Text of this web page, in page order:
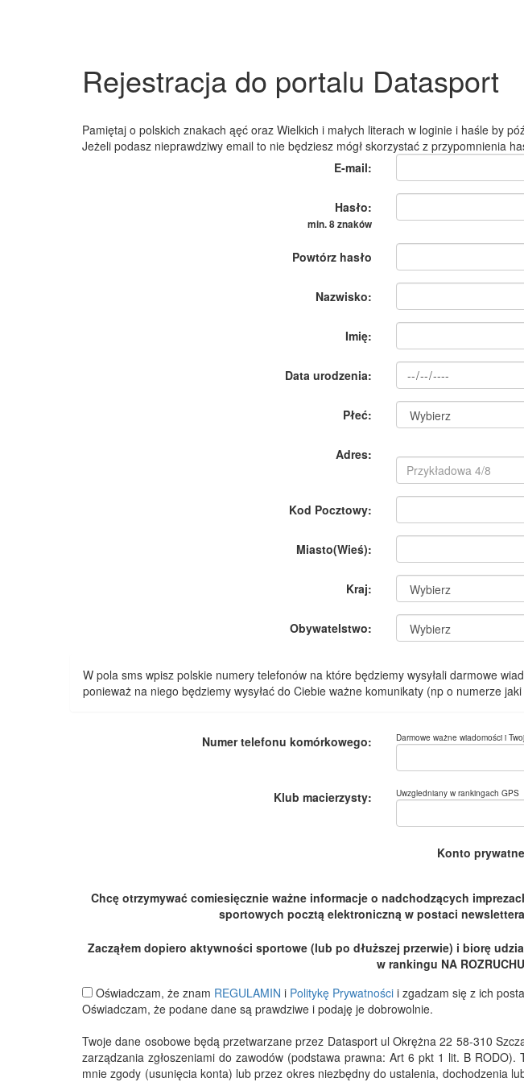
Rejestracja do portalu Datasport
Pamiętaj o polskich znakach ąęć oraz Wielkich i małych literach w loginie i haśle by
Jeżeli podasz nieprawdziwy email to nie będziesz mógł skorzystać z przypomnienia
E-mail:
Hasło:
min. 8 znaków
Powtórz hasło
Nazwisko:
Imię:
Data urodzenia:
Płeć:
Adres:
Kod Pocztowy:
Miasto(Wieś):
Kraj:
Obywatelstwo:
W pola sms wpisz polskie numery telefonów na które będziemy wysyłali darmowe
ponieważ na niego będziemy wysyłać do Ciebie ważne komunikaty (np o numerze
Numer telefonu komórkowego: Darmowe ważne wiadomości i
Klub macierzysty: Uwzgledniany w rankingach GPS
Konto
Chcę otrzymywać comiesięcznie ważne informacje o nadchodzących
sportowych pocztą elektroniczną w postaci
Zacząłem dopiero aktywności sportowe (lub po dłuższej przerwie) i biorę
w rankingu NA
Oświadczam, że znam REGULAMIN i Politykę Prywatności i zgadzam się z ich
Oświadczam, że podane dane są prawdziwe i podaję je dobrowolnie.
Twoje dane osobowe będą przetwarzane przez Datasport ul Okrężna 22 58-310
zarządzania zgłoszeniami do zawodów (podstawa prawna: Art 6 pkt 1 lit. B
mnie zgody (usunięcia konta) lub przez okres niezbędny do ustalenia, dochodzenia